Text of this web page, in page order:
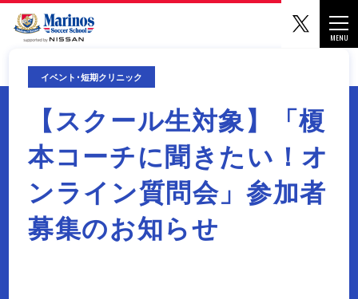
MENU
マリ
イベント･短期クリニック
【スクール生対象】「榎
本コーチに聞きたい！オ
ンライン質問会」参加者
募集のお知らせ